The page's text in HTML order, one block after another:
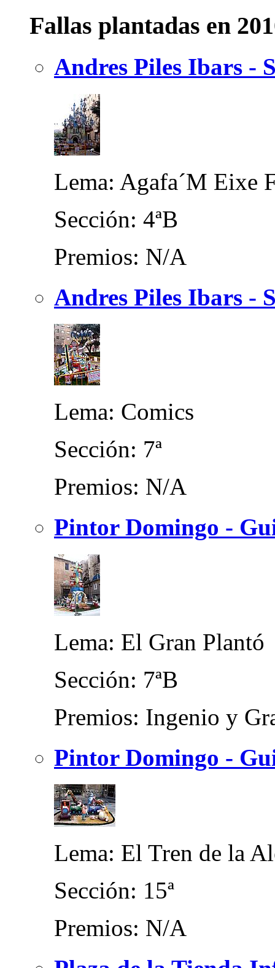
Fallas plantadas en
Andres Piles Ibars -
Lema: Agafa´M Eixe
Sección: 4ªB
Premios: N/A
Andres Piles Ibars -
Lema: Comics
Sección: 7ª
Premios: N/A
Pintor Domingo -
Lema: El Gran Plantó
Sección: 7ªB
Premios: Ingenio y
Pintor Domingo -
Lema: El Tren de la
Sección: 15ª
Premios: N/A